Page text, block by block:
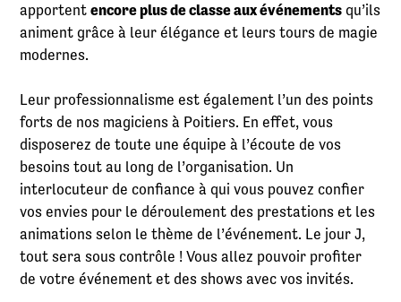
apportentencore plus de classe aux événements qu’ils
animent grâce à leur élégance et leurs tours de magie
modernes.
Leur professionnalisme est également l’un des points
forts de nos magiciens à Poitiers. En effet, vous
disposerez de toute une équipe à l’écoute de vos
besoins tout au long de l’organisation. Un
interlocuteur de confiance à qui vous pouvez confier
vos envies pour le déroulement des prestations et les
animations selon le thème de l’événement. Le jour J,
tout sera sous contrôle ! Vous allez pouvoir profiter
de votre événement et des shows avec vos invités.